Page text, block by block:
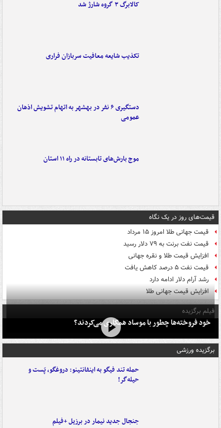
کالابرگ ۳ گروه شارژ شد
تکذیب شایعه معافیت سربازان فراری
دستگیری ۶ نفر در بهشهر به اتهام تشویش اذهان
عمومی
موج بارش‌های تابستانه در راه ۱۱ استان
قیمت‌های روز در یک نگاه
قیمت جهانی طلا امروز ۱۵ مرداد
قیمت نفت برنت به ۷۹ دلار رسید
افزایش قیمت طلا و نقره جهانی
قیمت نفت ۵ درصد کاهش یافت
رشد آرام دلار ادامه دارد
افزایش قیمت جهانی طلا
فیلم برگزیده
خود فروخته‌ها چطور با موساد همکاری می‌کردند؟
برگزیده ورزشی
حمله تند فیگو به اینفانتینو: دروغگو، پَست‌ و
حیله‌گر!
جنجال جدید نیمار در برزیل +فیلم